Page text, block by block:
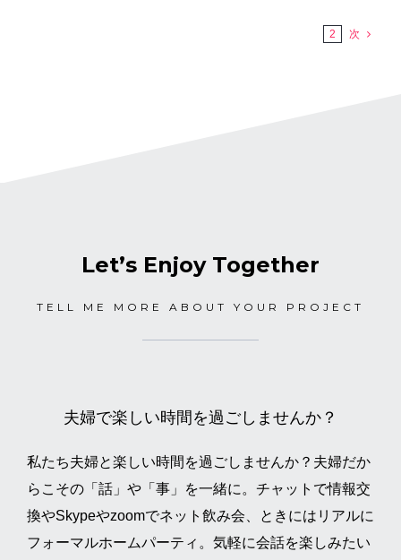
2 次
Let’s Enjoy Together
TELL ME MORE ABOUT YOUR PROJECT
夫婦で楽しい時間を過ごしませんか？
私たち夫婦と楽しい時間を過ごしませんか？夫婦だか
らこその「話」や「事」を一緒に。チャットで情報交
換やSkypeやzoomでネット飲み会、ときにはリアルに
フォーマルホームパーティ。気軽に会話を楽しみたい